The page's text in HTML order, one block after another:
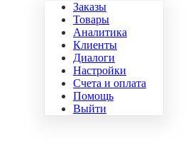
Заказы
Товары
Аналитика
Клиенты
Диалоги
Настройки
Счета и оплата
Помощь
Выйти